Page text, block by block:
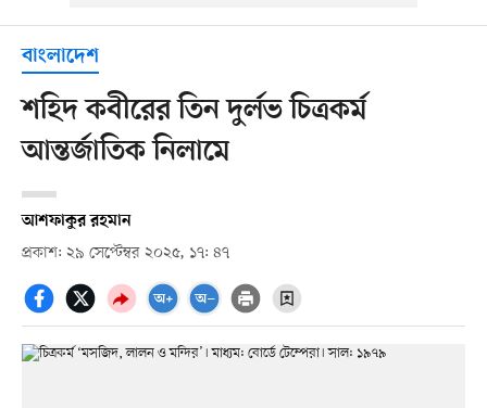
বাংলাদেশ
শহিদ কবীরের তিন দুর্লভ চিত্রকর্ম
আন্তর্জাতিক নিলামে
আশফাকুর রহমান
প্রকাশ: ২৯ সেপ্টেম্বর ২০২৫, ১৭: ৪৭